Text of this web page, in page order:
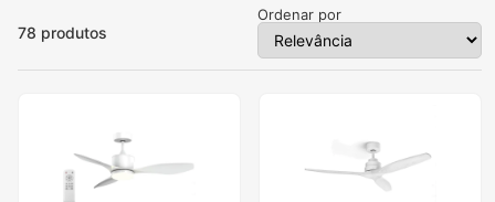
78 produtos
Ordenar por